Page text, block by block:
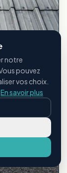
notre
pouvez
vos choix.
En savoir plus